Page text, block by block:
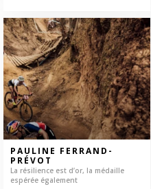
PAULINE FERRAND-
PRÉVOT
La résilience est d’or, la médaille
espérée également